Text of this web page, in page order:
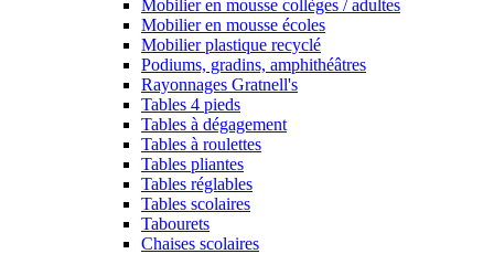
Mobilier en mousse collèges / adultes
Mobilier en mousse écoles
Mobilier plastique recyclé
Podiums, gradins, amphithéâtres
Rayonnages Gratnell's
Tables 4 pieds
Tables à dégagement
Tables à roulettes
Tables pliantes
Tables réglables
Tables scolaires
Tabourets
Chaises scolaires